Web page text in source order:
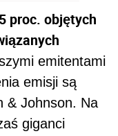
proc. objętych
emitentami
emisji są
& Johnson. Na
giganci